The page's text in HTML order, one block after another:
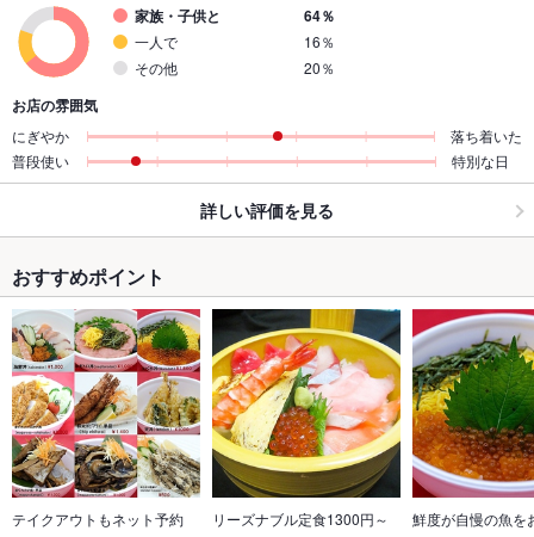
家族・子供と
64％
一人で
16％
その他
20％
お店の雰囲気
にぎやか
落ち着いた
普段使い
特別な日
詳しい評価を見る
おすすめポイント
テイクアウトもネット予約 リーズナブル定食1300円～ 鮮度が自慢の魚を